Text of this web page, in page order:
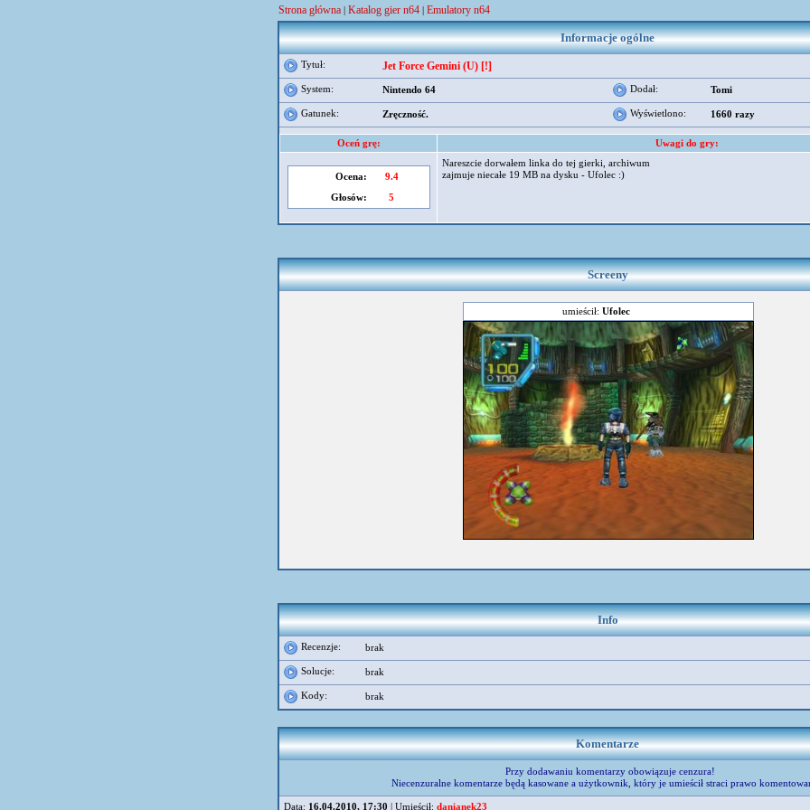
Strona główna | Katalog gier n64 | Emulatory n64
Informacje ogólne
Tytuł: Jet Force Gemini (U) [!]
System: Nintendo 64 Dodał: Tomi
Gatunek: Zręczność. Wyświetlono: 1660 razy
Oceń grę: Uwagi do gry:
Ocena:
9.4
Głosów:
5
Nareszcie dorwałem linka do tej gierki, archiwum
zajmuje niecałe 19 MB na dysku - Ufolec :)
Screeny
umieścił: Ufolec
Info
Recenzje: brak
Solucje: brak
Kody: brak
Komentarze
Przy dodawaniu komentarzy obowiązuje cenzura!
Niecenzuralne komentarze będą kasowane a użytkownik, który je umieścił straci prawo
Data: 16.04.2010, 17:30 | Umieścił: danianek23